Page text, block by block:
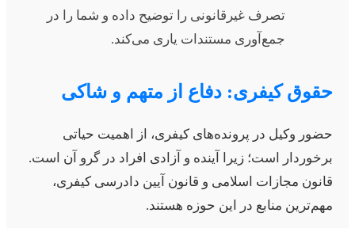
تصرف غیرقانونی را توضیح داده و شما را در
جمع‌آوری مستندات یاری می‌کند.
کیفری: دفاع از متهم و شاکی
وکیل در پرونده‌های کیفری، از اهمیت حیاتی
است؛ زیرا آینده و آزادی افراد در گرو آن است.
مجازات اسلامی و قانون آیین دادرسی کیفری،
منابع در این حوزه هستند.